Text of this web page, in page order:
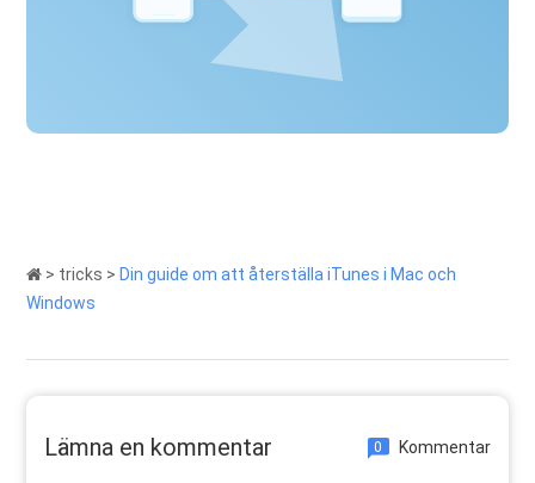
> tricks > Din guide om att återställa iTunes i Mac och
Windows
Lämna en kommentar 0 Kommentar